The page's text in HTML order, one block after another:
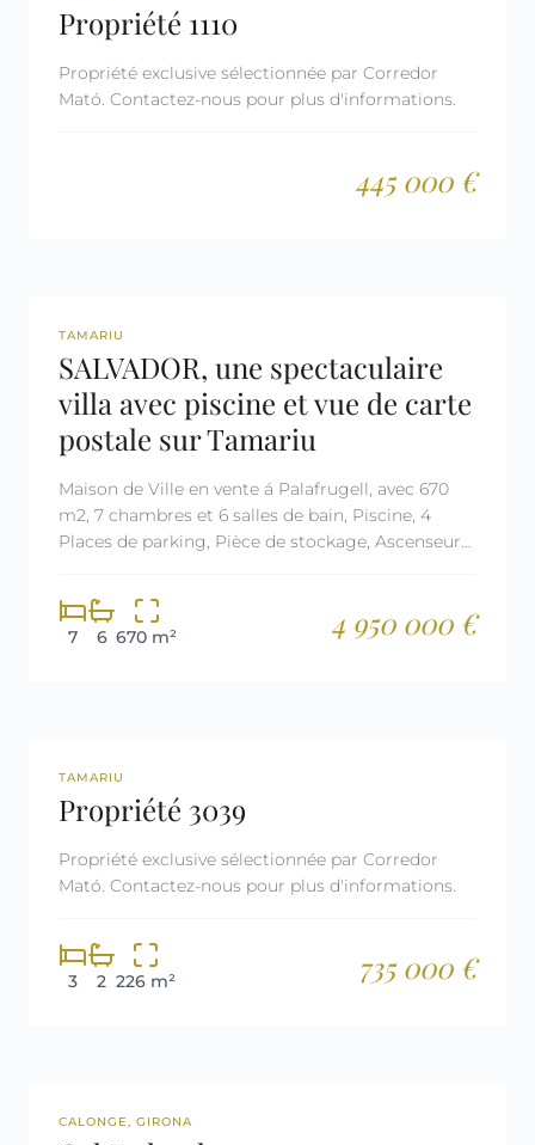
Propriété 1110
Propriété exclusive sélectionnée par Corredor
Mató. Contactez-nous pour plus d'informations.
445 000 €
REF: 3030
TAMARIU
SALVADOR, une spectaculaire
villa avec piscine et vue de carte
postale sur Tamariu
Maison de Ville en vente á Palafrugell, avec 670
m2, 7 chambres et 6 salles de bain, Piscine, 4
Places de parking, Pièce de stockage, Ascenseur
7 6 670 m² 4 950 000 €
REF: 3039
TAMARIU
Propriété 3039
Propriété exclusive sélectionnée par Corredor
Mató. Contactez-nous pour plus d'informations.
3 2 226 m² 735 000 €
NOUVELLE CONSTRUCTION
CALONGE, GIRONA